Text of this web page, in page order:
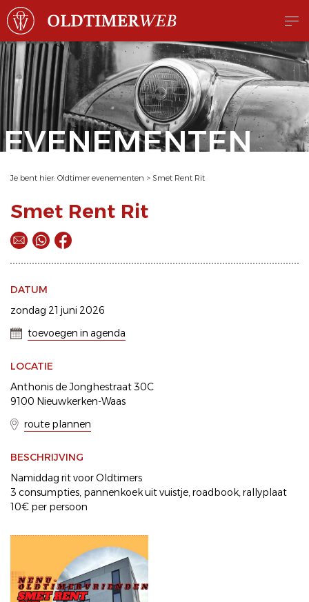
EVENEMENTEN
Je bent hier: Oldtimer evenementen > Smet Rent Rit
Smet Rent Rit
DATUM
zondag 21 juni 2026
toevoegen in agenda
LOCATIE
Anthonis de Jonghestraat 30C
9100 Nieuwkerken-Waas
route plannen
BESCHRIJVING
Namiddag rit voor Oldtimers
3 consumpties, pannenkoek uit vuistje, roadbook, rallyplaat
10€ per persoon